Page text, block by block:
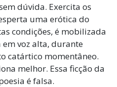
dúvida. Exercita os
uma erótica do
condições, é mobilizada
voz alta, durante
catártico momentâneo.
melhor. Essa ficção da
é falsa.